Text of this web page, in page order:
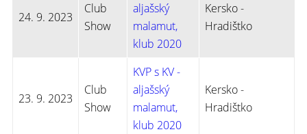
24. 9. 2023
Club
Show
aljašský
malamut,
klub 2020
Kersko -
Hradištko
23. 9. 2023
Club
Show
KVP s KV -
aljašský
malamut,
klub 2020
Kersko -
Hradištko